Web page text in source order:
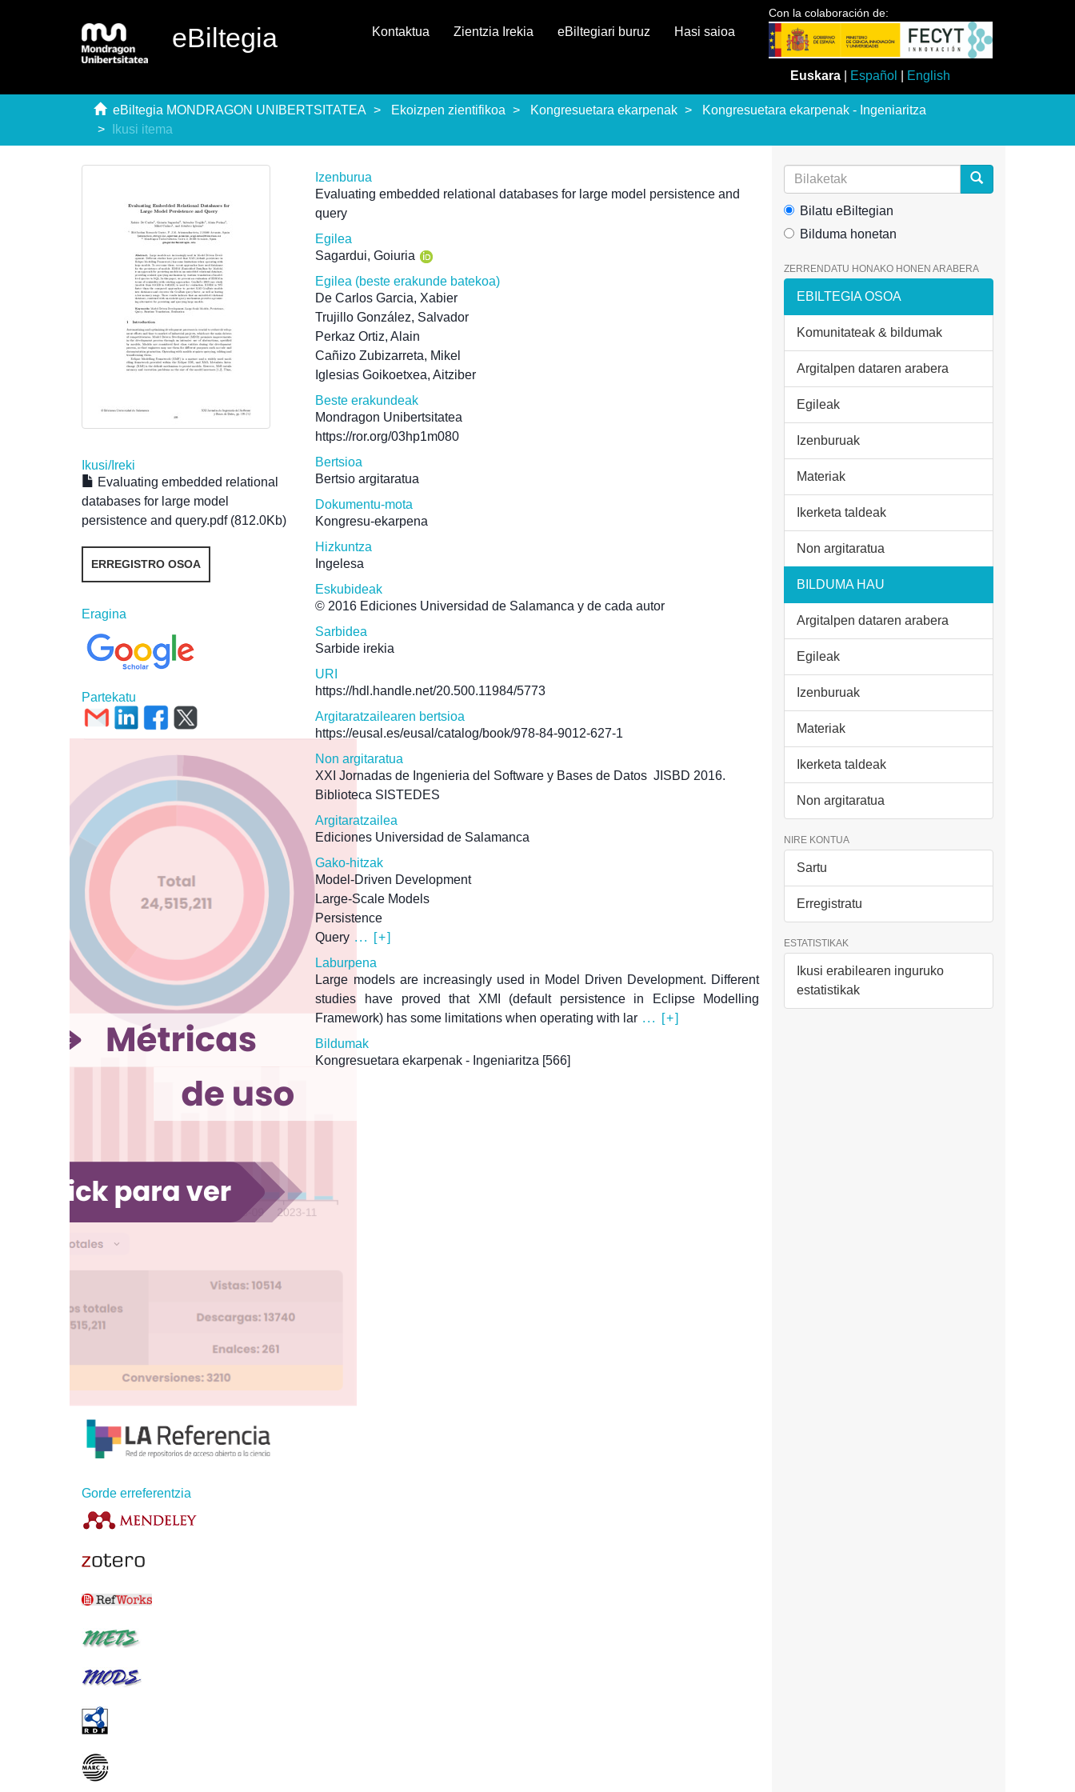
eBiltegia
Con la colaboración de:
Euskara Español English
Kontaktua Zientzia Irekia eBiltegiari buruz Hasi saioa
eBiltegia MONDRAGON UNIBERTSITATEA Ekoizpen zientifikoa Kongresuetara ekarpenak
Kongresuetara ekarpenak - Ingeniaritza
Ikusi itema
Ikusi/Ireki
Evaluating embedded relational
databases for large model
persistence and query.pdf (812.0Kb)
ERREGISTRO OSOA
Eragina
Partekatu
Gorde erreferentzia
Izenburua
Evaluating embedded relational databases for large model persistence and
query
Egilea
Sagardui, Goiuria
Egilea (beste erakunde batekoa)
De Carlos Garcia, Xabier
Trujillo González, Salvador
Perkaz Ortiz, Alain
Cañizo Zubizarreta, Mikel
Iglesias Goikoetxea, Aitziber
Beste erakundeak
Mondragon Unibertsitatea
https://ror.org/03hp1m080
Bertsioa
Bertsio argitaratua
Dokumentu-mota
Kongresu-ekarpena
Hizkuntza
Ingelesa
Eskubideak
© 2016 Ediciones Universidad de Salamanca y de cada autor
Sarbidea
Sarbide irekia
URI
https://hdl.handle.net/20.500.11984/5773
Argitaratzailearen bertsioa
https://eusal.es/eusal/catalog/book/978-84-9012-627-1
Non argitaratua
XXI Jornadas de Ingenieria del Software y Bases de Datos JISBD 2016.
Biblioteca SISTEDES
Argitaratzailea
Ediciones Universidad de Salamanca
Gako-hitzak
Model-Driven Development
Large-Scale Models
Persistence
Query ... [+]
Laburpena
Large models are increasingly used in Model Driven Development. Different
studies have proved that XMI (default persistence in Eclipse Modelling
Framework) has some limitations when operating with lar ... [+]
Bildumak
Kongresuetara ekarpenak - Ingeniaritza [566]
Bilatu eBiltegian
Bilduma honetan
ZERRENDATU HONAKO HONEN ARABERA
EBILTEGIA OSOA
Komunitateak & bildumak
Argitalpen dataren arabera
Egileak
Izenburuak
Materiak
Ikerketa taldeak
Non argitaratua
BILDUMA HAU
Argitalpen dataren arabera
Egileak
Izenburuak
Materiak
Ikerketa taldeak
Non argitaratua
NIRE KONTUA
Sartu
Erregistratu
ESTATISTIKAK
Ikusi erabilearen inguruko
estatistikak